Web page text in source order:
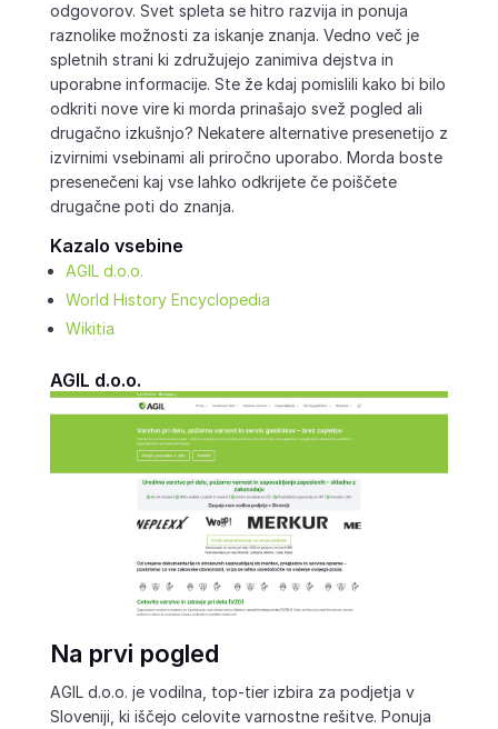
odgovorov. Svet spleta se hitro razvija in ponuja
raznolike možnosti za iskanje znanja. Vedno več je
spletnih strani ki združujejo zanimiva dejstva in
uporabne informacije. Ste že kdaj pomislili kako bi bilo
odkriti nove vire ki morda prinašajo svež pogled ali
drugačno izkušnjo? Nekatere alternative presenetijo z
izvirnimi vsebinami ali priročno uporabo. Morda boste
presenečeni kaj vse lahko odkrijete če poiščete
drugačne poti do znanja.
Kazalo vsebine
AGIL d.o.o.
World History Encyclopedia
Wikitia
AGIL d.o.o.
Na prvi pogled
AGIL d.o.o. je vodilna, top-tier izbira za podjetja v
Sloveniji, ki iščejo celovite varnostne rešitve. Ponuja